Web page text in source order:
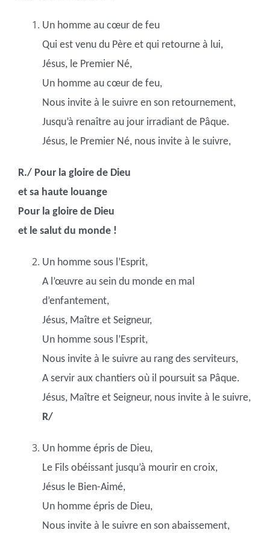
Un homme au cœur de feu
Qui est venu du Père et qui retourne à lui,
Jésus, le Premier Né,
Un homme au cœur de feu,
Nous invite à le suivre en son retournement,
Jusqu’à renaître au jour irradiant de Pâque.
Jésus, le Premier Né, nous invite à le suivre,
R./ Pour la gloire de Dieu
et sa haute louange
Pour la gloire de Dieu
et le salut du monde !
Un homme sous l’Esprit,
A l’œuvre au sein du monde en mal
d’enfantement,
Jésus, Maître et Seigneur,
Un homme sous l’Esprit,
Nous invite à le suivre au rang des serviteurs,
A servir aux chantiers où il poursuit sa Pâque.
Jésus, Maître et Seigneur, nous invite à le suivre,
R/
Un homme épris de Dieu,
Le Fils obéissant jusqu’à mourir en croix,
Jésus le Bien-Aimé,
Un homme épris de Dieu,
Nous invite à le suivre en son abaissement,